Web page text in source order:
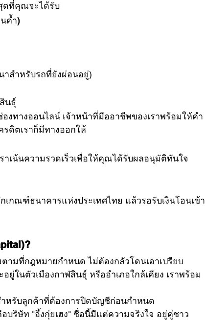
ดที่คุณจะได้รับ
นค้ำ)
าสำหรับรถที่ยังผ่อนอยู่)
สินธุ์
งทางออนไลน์ เจ้าหน้าที่มืออาชีพของเราพร้อมให้คำ
ดิตเราก็มีทางออกให้
าเน้นความรวดเร็วเพื่อให้คุณได้รับผลอนุมัติทันใจ
กณฑ์ธนาคารแห่งประเทศไทย แล้วรอรับเงินโอนเข้า
ตามที่กฎหมายกำหนด ไม่ต้องกลัวโดนเอาเปรียบ
ยู่ในตัวเมืองกาฬสินธุ์ หรืออำเภอใกล้เคียง เราพร้อม
หรับลูกค้าที่ต้องการปิดบัญชีก่อนกำหนด
อบริษัท "อึ้งกุ่ยเฮง" ชื่อนี้มีแต่ความจริงใจ อยู่คู่ชาว